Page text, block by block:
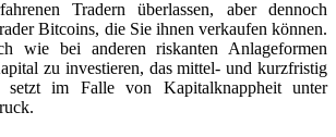
Tradern überlassen, aber dennoch
Bitcoins, die Sie ihnen verkaufen können.
wie bei anderen riskanten Anlageformen
zu investieren, das mittel- und kurzfristig
im Falle von Kapitalknappheit unter